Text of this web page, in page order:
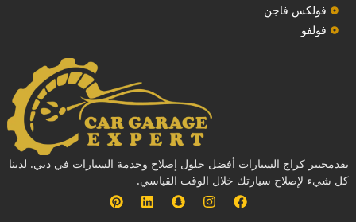
فولكس فاجن
فولفو
يقدمخبير كراج السيارات أفضل حلول إصلاح وخدمة السيارات في دبي. لدينا
كل شيء لإصلاح سيارتك خلال الوقت القياسي.